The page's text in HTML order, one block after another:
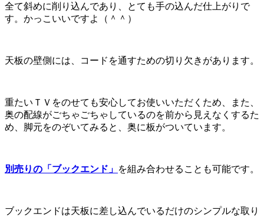
全て斜めに削り込んであり、とても手の込んだ仕上がりで
す。かっこいいですよ（＾＾）
天板の壁側には、コードを通すための切り欠きがあります。
重たいＴＶをのせても安心してお使いいただくため、また、
奥の配線がごちゃごちゃしているのを前から見えなくするた
め、脚元をのぞいてみると、奥に板がついています。
別売りの「ブックエンド」 を組み合わせることも可能です。
ブックエンドは天板に差し込んでいるだけのシンプルな取り